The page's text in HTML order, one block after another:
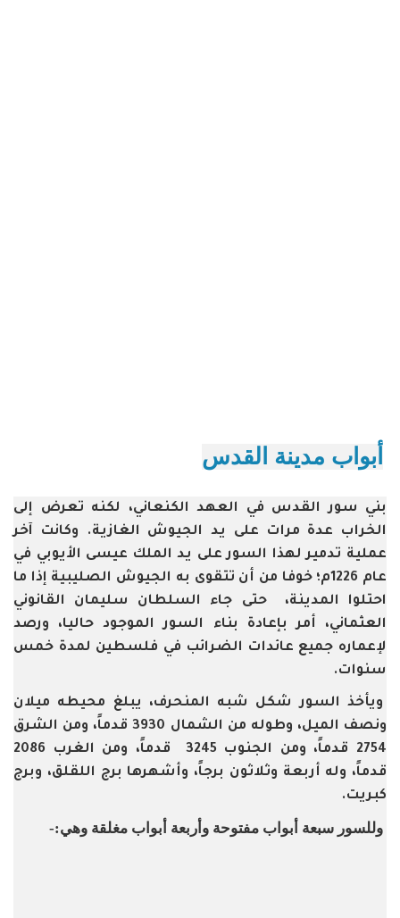
أبواب مدينة القدس
بني سور القدس في العهد الكنعاني، لكنه تعرض إلى
الخراب عدة مرات على يد الجيوش الغازية. وكانت آخر
عملية تدمير لهذا السور على يد الملك عيسى الأيوبي في
عام 1226م؛ خوفا من أن تتقوى به الجيوش الصليبية إذا ما
احتلوا المدينة، حتى جاء السلطان سليمان القانوني
العثماني، أمر بإعادة بناء السور الموجود حاليا، ورصد
لإعماره جميع عائدات الضرائب في فلسطين لمدة خمس
سنوات.
ويأخذ السور شكل شبه المنحرف، يبلغ محيطه ميلان
ونصف الميل، وطوله من الشمال 3930 قدماً، ومن الشرق
2754 قدماً، ومن الجنوب 3245 قدماً، ومن الغرب 2086
قدماً، وله أربعة وثلاثون برجاً، وأشهرها برج اللقلق، وبرج
كبريت.
وللسور سبعة أبواب مفتوحة وأربعة أبواب مغلقة وهي:-